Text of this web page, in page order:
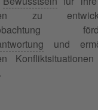
zu
und